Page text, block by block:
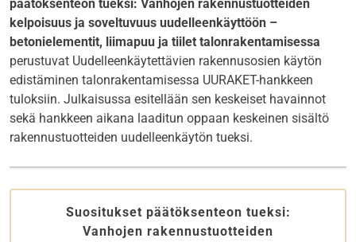
päätöksenteon tueksi: Vanhojen rakennustuotteiden
kelpoisuus ja soveltuvuus uudelleenkäyttöön –
betonielementit, liimapuu ja tiilet talonrakentamisessa
perustuvat Uudelleenkäytettävien rakennusosien käytön
edistäminen talonrakentamisessa UURAKET-hankkeen
tuloksiin. Julkaisussa esitellään sen keskeiset havainnot
sekä hankkeen aikana laaditun oppaan keskeinen sisältö
rakennustuotteiden uudelleenkäytön tueksi.
Suositukset päätöksenteon tueksi:
Vanhojen rakennustuotteiden